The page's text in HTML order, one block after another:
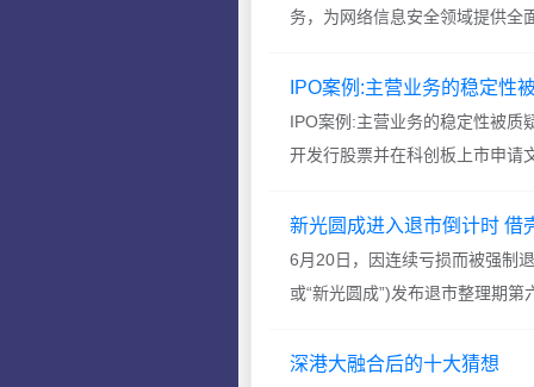
务，为网络信息安全领域提供全
IPO案例:主营业务的稳定性
IPO案例:主营业务的稳定性被质
开发行股票并在科创板上市申请
新光圆成进入退市倒计时 借
6月20日，因连续亏损而被强制
或“新光圆成”)发布退市整理期
深港大融合后的十大猜想